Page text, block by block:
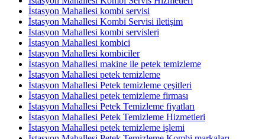
İstasyon Mahallesi kombi servisi
İstasyon Mahallesi Kombi Servisi iletişim
İstasyon Mahallesi kombi servisleri
İstasyon Mahallesi kombici
İstasyon Mahallesi kombiciler
İstasyon Mahallesi makine ile petek temizleme
İstasyon Mahallesi petek temizleme
İstasyon Mahallesi Petek temizleme çeşitleri
İstasyon Mahallesi petek temizleme firması
İstasyon Mahallesi Petek Temizleme fiyatları
İstasyon Mahallesi Petek Temizleme Hizmetleri
İstasyon Mahallesi petek temizleme işlemi